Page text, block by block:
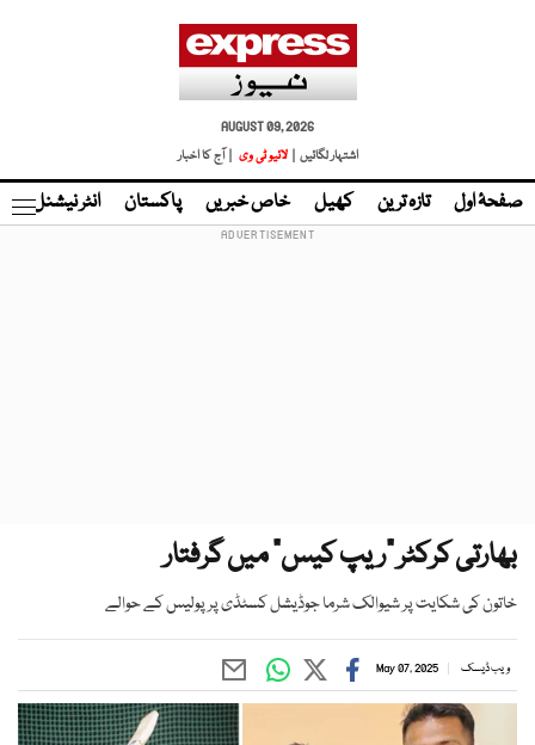
AUGUST 09, 2026
اشتہار لگائیں |
لائیو ٹی وی | آج کا اخبار
صفحۂ اول تازہ ترین کھیل خاص خبریں پاکستان انٹر نیشنل
بھارتی کرکٹر "ریپ کیس" میں گرفتار
خاتون کی شکایت پر شیوالک شرما جوڈیشل کسٹڈی پر پولیس کے حوالے
ویب ڈیسک May 07, 2025